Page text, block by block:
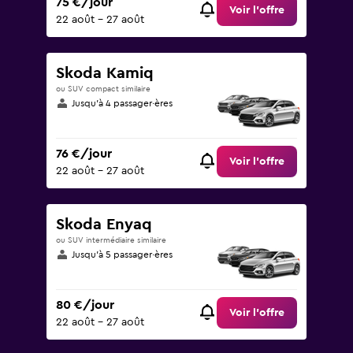
75 €/jour
22 août - 27 août
Voir l’offre
Skoda Kamiq
ou SUV compact similaire
Jusqu’à 4 passager·ères
76 €/jour
22 août - 27 août
Voir l’offre
Skoda Enyaq
ou SUV intermédiaire similaire
Jusqu’à 5 passager·ères
80 €/jour
22 août - 27 août
Voir l’offre